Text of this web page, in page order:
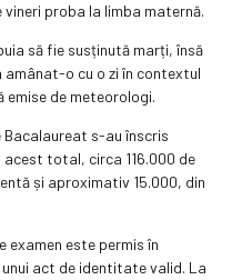
proba la limba maternă.
să fie susținută marți, însă
amânat-o cu o zi în contextul
emise de meteorologi.
Bacalaureat s-au înscris
acest total, circa 116.000 de
și aproximativ 15.000, din
examen este permis în
act de identitate valid. La